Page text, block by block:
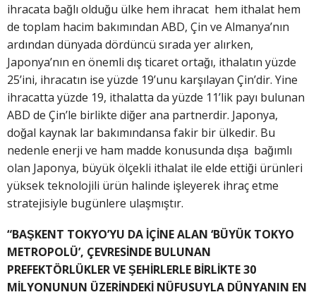
ihracata bağlı olduğu ülke hem ihracat hem ithalat hem
de toplam hacim bakımından ABD, Çin ve Almanya’nın
ardından dünyada dördüncü sırada yer alırken,
Japonya’nın en önemli dış ticaret ortağı, ithalatın yüzde
25’ini, ihracatın ise yüzde 19’unu karşılayan Çin’dir. Yine
ihracatta yüzde 19, ithalatta da yüzde 11’lik payı bulunan
ABD de Çin’le birlikte diğer ana partnerdir. Japonya,
doğal kaynak lar bakımındansa fakir bir ülkedir. Bu
nedenle enerji ve ham madde konusunda dışa bağımlı
olan Japonya, büyük ölçekli ithalat ile elde ettiği ürünleri
yüksek teknolojili ürün halinde işleyerek ihraç etme
stratejisiyle bugünlere ulaşmıştır.
“BAŞKENT TOKYO’YU DA İÇİNE ALAN ‘BÜYÜK TOKYO
METROPOLÜ’, ÇEVRESİNDE BULUNAN
PREFEKTÖRLÜKLER VE ŞEHİRLERLE BİRLİKTE 30
MİLYONUNUN ÜZERİNDEKİ NÜFUSUYLA DÜNYANIN EN